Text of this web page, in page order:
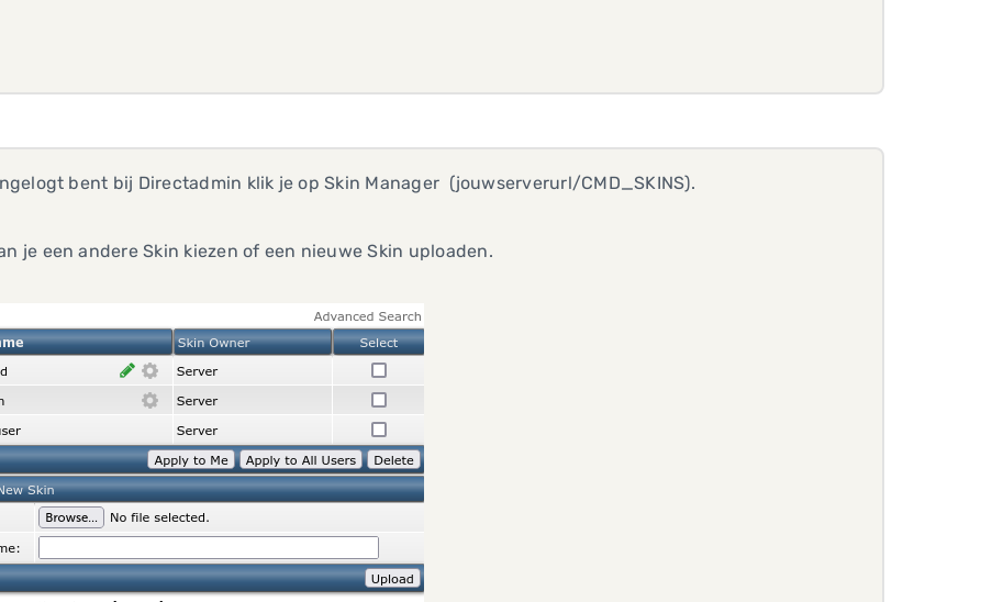
bent bij Directadmin klik je op Skin Manager (jouwserverurl/CMD_SKINS).
je een andere Skin kiezen of een nieuwe Skin uploaden.